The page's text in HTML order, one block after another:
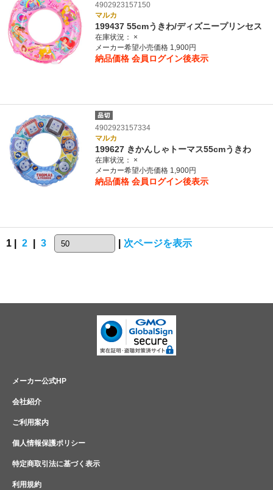
4902923157150
マルカ
199437 55cmうきわ/ディズニープリンセス
在庫状況：
×
メーカー希望小売価格 1,900円
納品価格 会員ログイン後表示
4902923157334
マルカ
199627 きかんしゃトーマス55cmうきわ
在庫状況：
×
メーカー希望小売価格 1,900円
納品価格 会員ログイン後表示
1 | 2 3 次ページを表示
メーカー公式HP
会社紹介
ご利用案内
個人情報保護ポリシー
特定商取引法に基づく表示
利用規約